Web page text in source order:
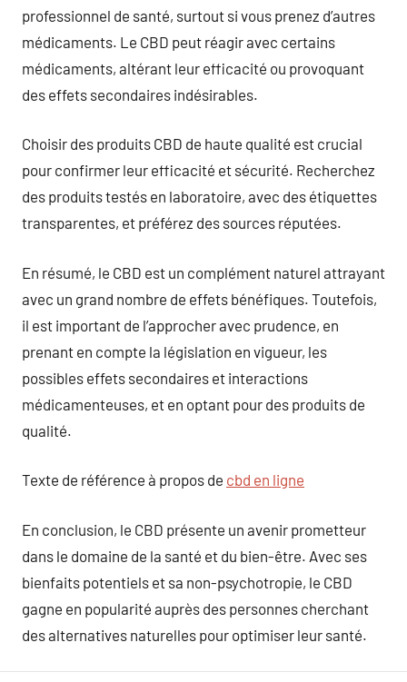
professionnel de santé, surtout si vous prenez d’autres
médicaments. Le CBD peut réagir avec certains
médicaments, altérant leur efficacité ou provoquant
des effets secondaires indésirables.
Choisir des produits CBD de haute qualité est crucial
pour confirmer leur efficacité et sécurité. Recherchez
des produits testés en laboratoire, avec des étiquettes
transparentes, et préférez des sources réputées.
En résumé, le CBD est un complément naturel attrayant
avec un grand nombre de effets bénéfiques. Toutefois,
il est important de l’approcher avec prudence, en
prenant en compte la législation en vigueur, les
possibles effets secondaires et interactions
médicamenteuses, et en optant pour des produits de
qualité.
Texte de référence à propos de cbd en ligne
En conclusion, le CBD présente un avenir prometteur
dans le domaine de la santé et du bien-être. Avec ses
bienfaits potentiels et sa non-psychotropie, le CBD
gagne en popularité auprès des personnes cherchant
des alternatives naturelles pour optimiser leur santé.